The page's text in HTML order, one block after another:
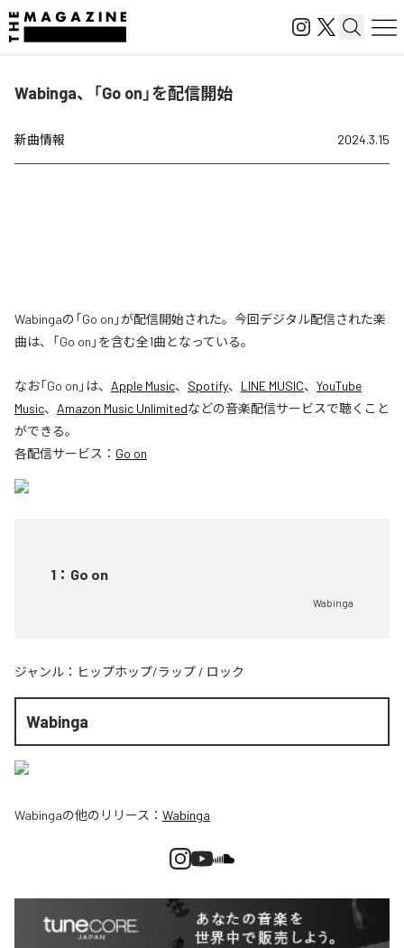
Wabinga、「Go on」を配信開始
新曲情報 2024.3.15
Wabingaの「Go on」が配信開始された。今回デジタル配信された楽
曲は、「Go on」を含む全1曲となっている。
なお「Go on 」は、 Apple Music、 Spotify、 LINE MUSIC、 YouTube
Music、 Amazon Music Unlimitedなどの音楽配信サービスで聴くこと
ができる。
各配信サービス： Go on
1 ： Go on
Wabinga
ジャンル： ヒップホップ/ラップ / ロック
Wabinga
Wabingaの他のリリース： Wabinga